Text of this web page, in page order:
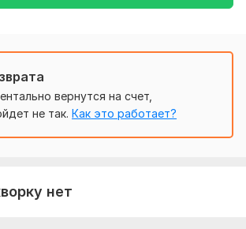
Английский
на Русский
вернутся на счет,
не так. Как это работает?
нет